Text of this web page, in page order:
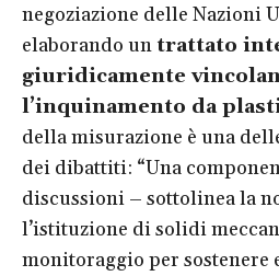
negoziazione delle Nazioni
elaborando un trattato
giuridicamente
l’inquinamento da
della misurazione è una
dei dibattiti: “Una
discussioni – sottolinea la
l’istituzione di solidi
monitoraggio per sostenere